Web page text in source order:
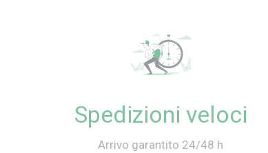
Spedizioni veloci
Arrivo garantito 24/48 h